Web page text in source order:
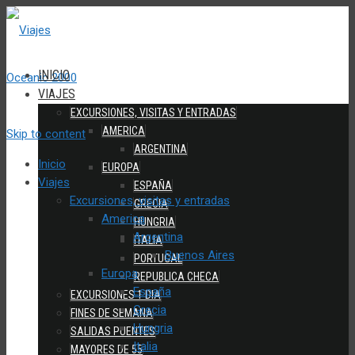
INICIO
VIAJES
EXCURSIONES, VISITAS Y ENTRADAS
AMERICA
ARGENTINA
EUROPA
ESPAÑA
GRECIA
HUNGRIA
ITALIA
PORTUGAL
REPUBLICA CHECA
EXCURSIONES 1 DIA
FINES DE SEMANA
SALIDAS PUENTES
MAYORES DE 55
Skip to content
Inicio
Viajes
Excursiones, visitas y entradas
America
Argentina
Buenos Aires
Europa
España
Grecia
Hungria
Italia